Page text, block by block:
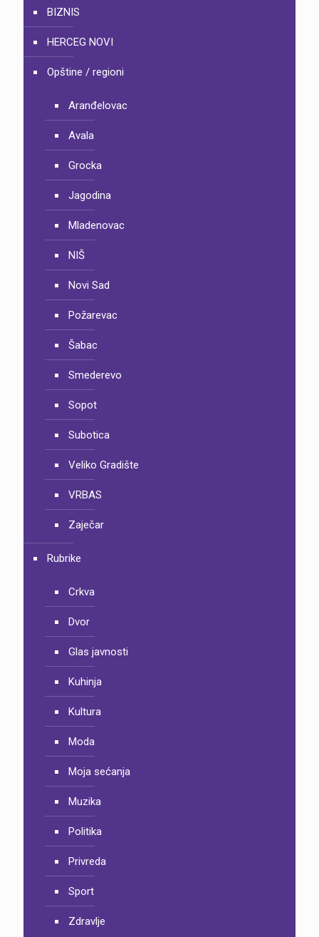
BIZNIS
HERCEG NOVI
Opštine / regioni
Aranđelovac
Avala
Grocka
Jagodina
Mladenovac
NIŠ
Novi Sad
Požarevac
Šabac
Smederevo
Sopot
Subotica
Veliko Gradište
VRBAS
Zaječar
Rubrike
Crkva
Dvor
Glas javnosti
Kuhinja
Kultura
Moda
Moja sećanja
Muzika
Politika
Privreda
Sport
Zdravlje